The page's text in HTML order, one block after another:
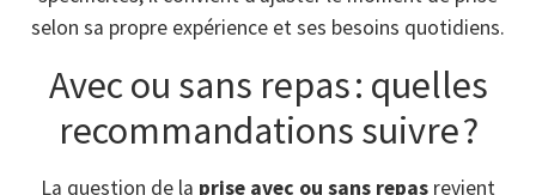
selon sa propre expérience et ses besoins quotidiens.
Avec ou sans repas : quelles
recommandations suivre ?
La question de la prise avec ou sans repas revient